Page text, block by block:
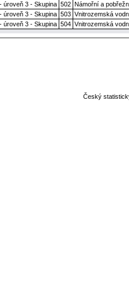
úroveň 3 - Skupina 502 Námořní a
úroveň 3 - Skupina 503 Vnitrozemská
úroveň 3 - Skupina 504 Vnitrozemská
Český